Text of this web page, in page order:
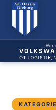
Wir
KATEGORIE